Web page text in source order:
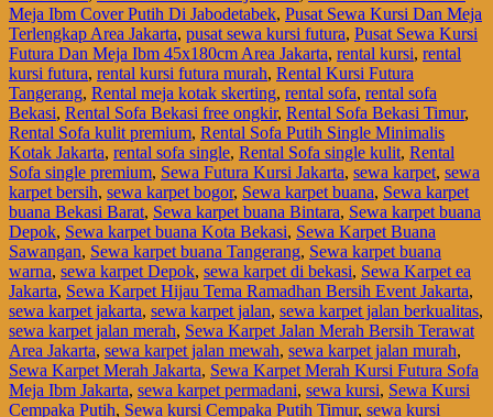
Meja Ibm Cover Putih Di Jabodetabek, Pusat Sewa Kursi Dan Meja
Terlengkap Area Jakarta, pusat sewa kursi futura, Pusat Sewa Kursi
Futura Dan Meja Ibm 45x180cm Area Jakarta, rental kursi, rental
kursi futura, rental kursi futura murah, Rental Kursi Futura
Tangerang, Rental meja kotak skerting, rental sofa, rental sofa
Bekasi, Rental Sofa Bekasi free ongkir, Rental Sofa Bekasi Timur,
Rental Sofa kulit premium, Rental Sofa Putih Single Minimalis
Kotak Jakarta, rental sofa single, Rental Sofa single kulit, Rental
Sofa single premium, Sewa Futura Kursi Jakarta, sewa karpet, sewa
karpet bersih, sewa karpet bogor, Sewa karpet buana, Sewa karpet
buana Bekasi Barat, Sewa karpet buana Bintara, Sewa karpet buana
Depok, Sewa karpet buana Kota Bekasi, Sewa Karpet Buana
Sawangan, Sewa karpet buana Tangerang, Sewa karpet buana
warna, sewa karpet Depok, sewa karpet di bekasi, Sewa Karpet ea
Jakarta, Sewa Karpet Hijau Tema Ramadhan Bersih Event Jakarta,
sewa karpet jakarta, sewa karpet jalan, sewa karpet jalan berkualitas,
sewa karpet jalan merah, Sewa Karpet Jalan Merah Bersih Terawat
Area Jakarta, sewa karpet jalan mewah, sewa karpet jalan murah,
Sewa Karpet Merah Jakarta, Sewa Karpet Merah Kursi Futura Sofa
Meja Ibm Jakarta, sewa karpet permadani, sewa kursi, Sewa Kursi
Cempaka Putih, Sewa kursi Cempaka Putih Timur, sewa kursi